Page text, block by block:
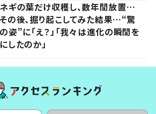
ギの葉だけ収穫し、数年間放置…
の後、掘り起こしてみた結果…“驚
姿”に「え？」「我々は進化の瞬間を
したのか」